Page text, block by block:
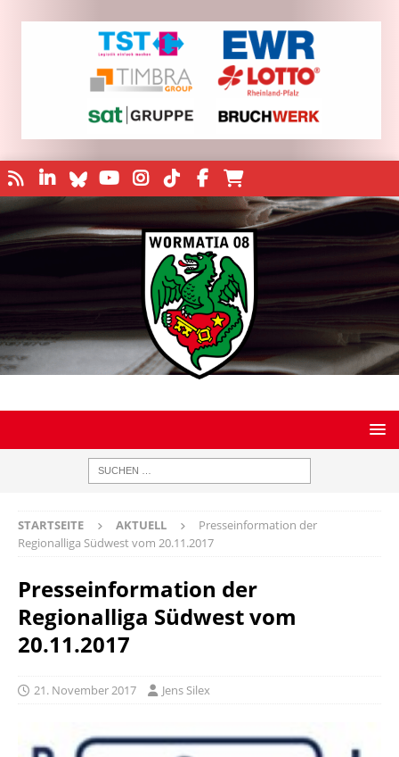
STARTSEITE AKTUELL
Presseinformation der
Regionalliga Südwest vom 20.11.2017
Presseinformation der
Regionalliga Südwest vom
20.11.2017
21. November 2017 Jens Silex